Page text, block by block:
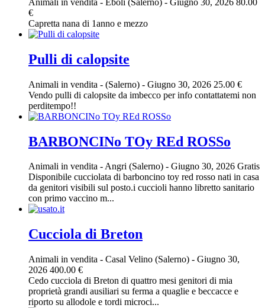
€
Capretta nana di 1anno e mezzo
Pulli di calopsite
Animali in vendita - (Salerno) - Giugno 30, 2026 25.00 €
Vendo pulli di calopsite da imbecco per info contattatemi non
perditempo!!
BARBONCINo TOy REd ROSSo
Animali in vendita -Angri (Salerno) - Giugno 30, 2026 Gratis
Disponibile cucciolata di barboncino toy red rosso nati in casa
da genitori visibili sul posto.i cuccioli hanno libretto sanitario
con primo vaccino m...
Cucciola di Breton
Animali in vendita - Casal Velino (Salerno) - Giugno 30,
2026 400.00 €
Cedo cucciola di Breton di quattro mesi genitori di mia
proprietà grandi ausiliari su ferma a quaglie e beccacce e
riporto su allodole e tordi microci...